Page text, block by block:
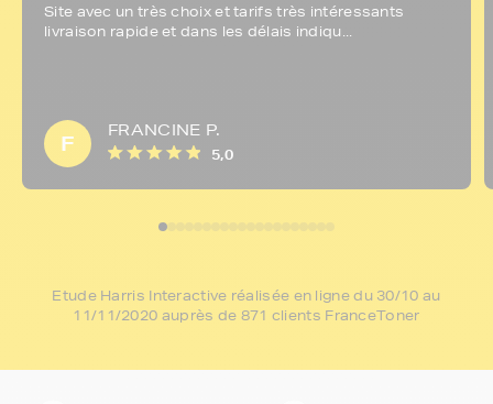
Site avec un très choix et tarifs très intéressants
livraison rapide et dans les délais indiqu...
F
FRANCINE P.
5,0
Etude Harris Interactive réalisée en ligne du 30/10 au
11/11/2020 auprès de 871 clients FranceToner